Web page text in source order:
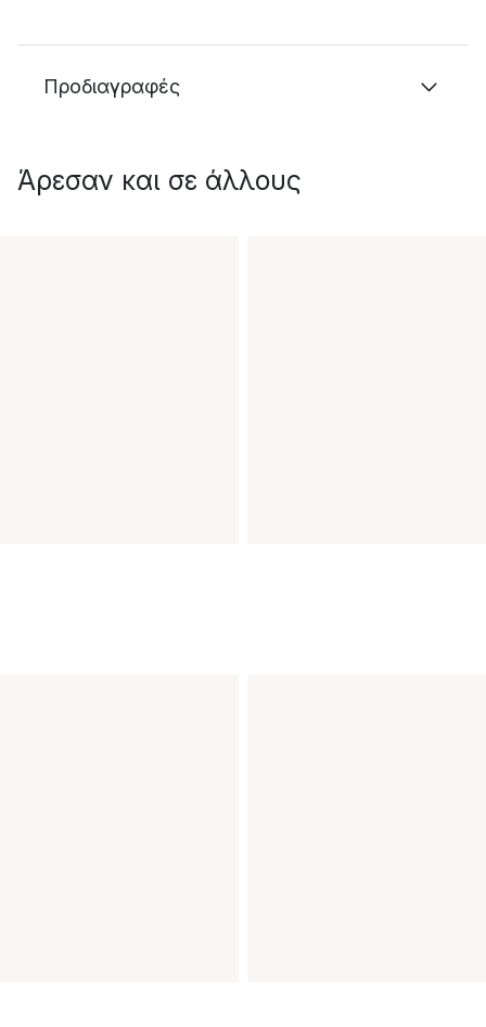
Προδιαγραφές
Άρεσαν και σε άλλους